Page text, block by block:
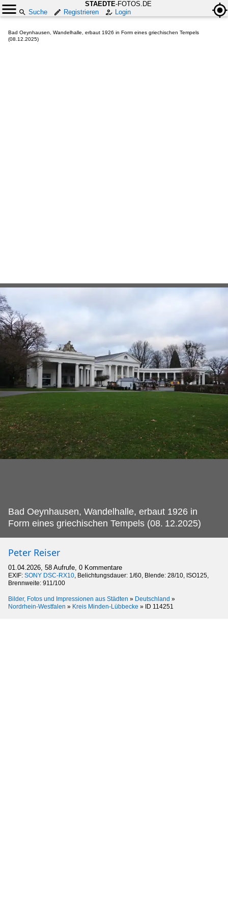
STAEDTE-FOTOS.DE
Suche
Registrieren Login
Bad Oeynhausen, Wandelhalle, erbaut 1926 in Form eines griechischen Tempels
(08.12.2025)
Bad Oeynhausen, Wandelhalle, erbaut 1926 in
Form eines griechischen Tempels (08. 12.2025)
Peter Reiser
01.04.2026, 58 Aufrufe, 0 Kommentare
EXIF: SONY DSC-RX10, Belichtungsdauer: 1/60, Blende: 28/10, ISO125,
Brennweite: 911/100
Bilder, Fotos und Impressionen aus Städten » Deutschland »
Nordrhein-Westfalen » Kreis Minden-Lübbecke » ID 114251